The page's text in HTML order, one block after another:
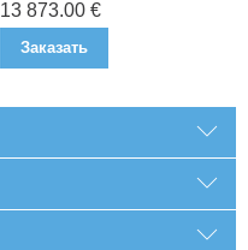
13 873.00 €
Заказать